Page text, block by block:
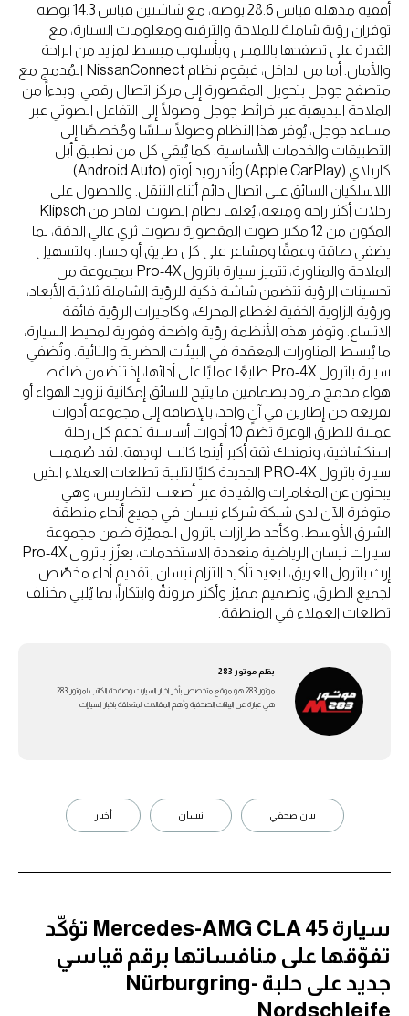
أفقية مذهلة قياس 28.6 بوصة، مع شاشتين قياس 14.3 بوصة
توفران رؤية شاملة للملاحة والترفيه ومعلومات السيارة، مع
القدرة على تصفحها باللمس وبأسلوب مبسط لمزيد من الراحة
والأمان. أما من الداخل، فيقوم نظام NissanConnect المُدمج مع
متصفح جوجل بتحويل المقصورة إلى مركز اتصال رقمي. وبدءاً من
الملاحة البديهية عبر خرائط جوجل وصولًا إلى التفاعل الصوتي عبر
مساعد جوجل، يُوفر هذا النظام وصولًا سلسًا ومُخصصًا إلى
التطبيقات والخدمات الأساسية. كما يُبقي كل من تطبيق أبل
كاربلاي (Apple CarPlay) وأندرويد أوتو (Android Auto)
اللاسلكيان السائق على اتصال دائم أثناء التنقل. وللحصول على
رحلات أكثر راحة ومتعة، يُغلف نظام الصوت الفاخر من Klipsch
المكون من 12 مكبر صوت المقصورة بصوت ثري عالي الدقة، بما
يضفي طاقة وعمقًا ومشاعر على كل طريق أو مسار. ولتسهيل
الملاحة والمناورة، تتميز سيارة باترول Pro-4X بمجموعة من
تحسينات الرؤية تتضمن شاشة ذكية للرؤية الشاملة ثلاثية الأبعاد،
ورؤية الزاوية الخفية لغطاء المحرك، وكاميرات الرؤية فائقة
الاتساع. وتوفر هذه الأنظمة رؤية واضحة وفورية لمحيط السيارة،
ما يُبسط المناورات المعقدة في البيئات الحضرية والنائية. وتُضفي
سيارة باترول Pro-4X طابعًا عمليًا على أدائها، إذ تتضمن ضاغط
هواء مدمج مزود بصمامين ما يتيح للسائق إمكانية تزويد الهواء أو
تفريغه من إطارين في آنٍ واحد، بالإضافة إلى مجموعة أدوات
عملية للطرق الوعرة تضم 10 أدوات أساسية تدعم كل رحلة
استكشافية، وتمنحك ثقة أكبر أينما كانت الوجهة. لقد صُممت
سيارة باترول PRO-4X الجديدة كليًا لتلبية تطلعات العملاء الذين
يبحثون عن المغامرات والقيادة عبر أصعب التضاريس، وهي
متوفرة الآن لدى شبكة شركاء نيسان في جميع أنحاء منطقة
الشرق الأوسط. وكأحد طرازات باترول المميّزة ضمن مجموعة
سيارات نيسان الرياضية متعددة الاستخدمات، يعزّز باترول Pro-4X
إرث باترول العريق، ليعيد تأكيد التزام نيسان بتقديم أداء مخصّص
لجميع الطرق، وتصميم مميّز وأكثر مرونةّ وابتكاراً، بما يُلبي مختلف
تطلعات العملاء في المنطقة.
بقلمموتور 283
موتور 283 هو موقع متخصص بأخر اخبار السيارات وصفحة الكاتب لموتور 283
هي عبارة عن اليبانات الصحفية وأهم المقالات المتعلقة باخبار السيارات
بيان صحفي نيسان أخبار
سيارة Mercedes-AMG CLA 45 تؤكّد
تفوّقها على منافساتها برقم قياسي
جديد على حلبة Nürburgring-
Nordschleife